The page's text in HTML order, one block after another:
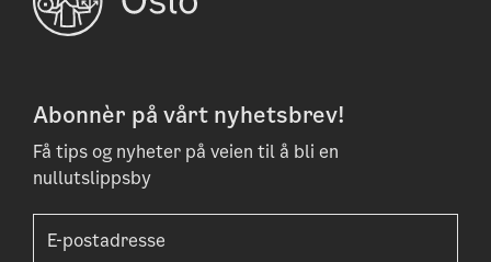
Abonnèr på vårt nyhetsbrev!
Få tips og nyheter på veien til å bli en
nullutslippsby